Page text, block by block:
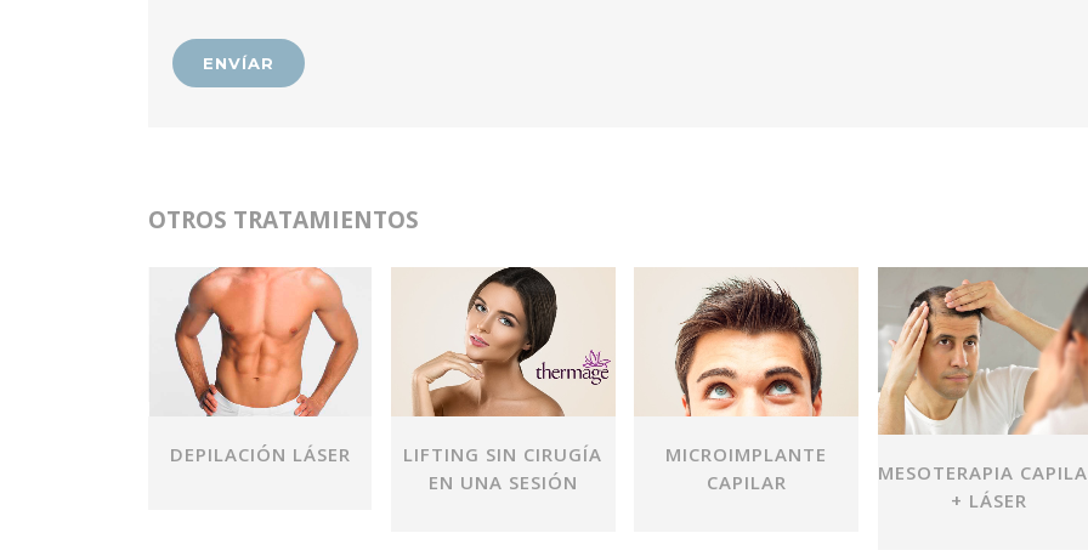
OTROS TRATAMIENTOS
VER
DEPILACIÓN LÁSER
VER
LIFTING SIN CIRUGÍA
EN UNA SESIÓN
VER
MICROIMPLANTE
CAPILAR
VER
MESOTERAPIA
+ LÁSER